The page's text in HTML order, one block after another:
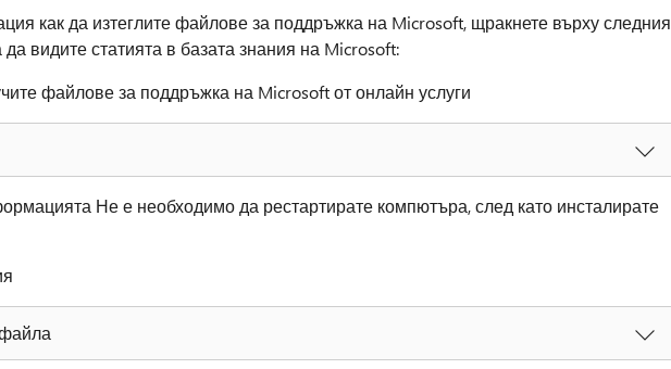
как да изтеглите файлове за поддръжка на Microsoft, щракнете върху следния
видите статията в базата знания на Microsoft:
файлове за поддръжка на Microsoft от онлайн услуги
Не е необходимо да рестартирате компютъра, след като инсталирате